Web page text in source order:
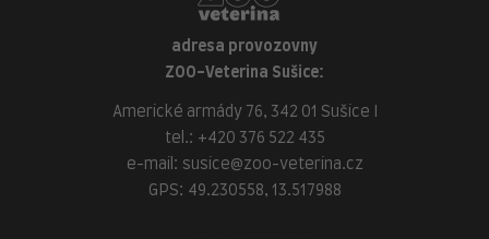
adresa provozovny
ZOO-Veterina Sušice:
Americké armády 76, 342 01 Sušice I
tel.: +420 376 522 435
e-mail: susice@zoo-veterina.cz
GPS: 49.230558, 13.517988